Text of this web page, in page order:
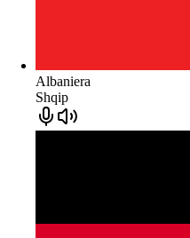
Albaniera
Shqip